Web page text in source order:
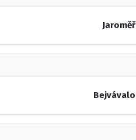
Jaroměř
Bejvávalo